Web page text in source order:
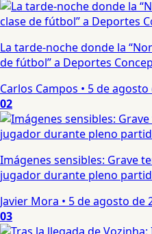
La tarde-noche donde la
de fútbol” a Deportes
Carlos Campos • 5 de agosto
02
Imágenes sensibles: Grave
jugador durante pleno
Javier Mora • 5 de agosto de
03